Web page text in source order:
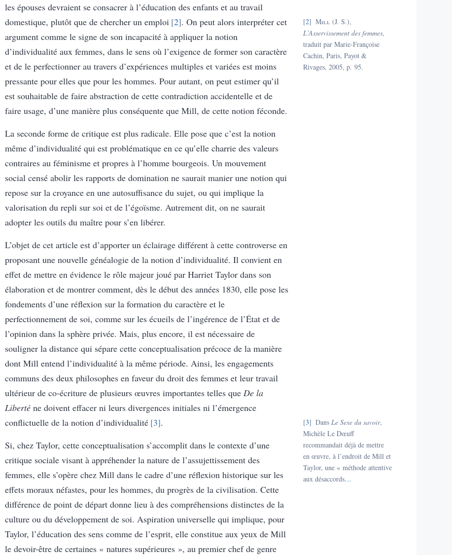
les épouses devraient se consacrer à l’éducation des enfants et au travail
domestique, plutôt que de chercher un emploi 2 . On peut alors interpréter cet
argument comme le signe de son incapacité à appliquer la notion
d’individualité aux femmes, dans le sens où l’exigence de former son caractère
et de le perfectionner au travers d’expériences multiples et variées est moins
pressante pour elles que pour les hommes. Pour autant, on peut estimer qu’il
est souhaitable de faire abstraction de cette contradiction accidentelle et de
faire usage, d’une manière plus conséquente que Mill, de cette notion féconde.
La seconde forme de critique est plus radicale. Elle pose que c’est la notion
même d’individualité qui est problématique en ce qu’elle charrie des valeurs
contraires au féminisme et propres à l’homme bourgeois. Un mouvement
social censé abolir les rapports de domination ne saurait manier une notion qui
repose sur la croyance en une autosuffisance du sujet, ou qui implique la
valorisation du repli sur soi et de l’égoïsme. Autrement dit, on ne saurait
adopter les outils du maître pour s’en libérer.
L’objet de cet article est d’apporter un éclairage différent à cette controverse en
proposant une nouvelle généalogie de la notion d’individualité. Il convient en
effet de mettre en évidence le rôle majeur joué par Harriet Taylor dans son
élaboration et de montrer comment, dès le début des années 1830, elle pose les
fondements d’une réflexion sur la formation du caractère et le
perfectionnement de soi, comme sur les écueils de l’ingérence de l’État et de
l’opinion dans la sphère privée. Mais, plus encore, il est nécessaire de
souligner la distance qui sépare cette conceptualisation précoce de la manière
dont Mill entend l’individualité à la même période. Ainsi, les engagements
communs des deux philosophes en faveur du droit des femmes et leur travail
ultérieur de co-écriture de plusieurs œuvres importantes telles que De la
Liberté ne doivent effacer ni leurs divergences initiales ni l’émergence
conflictuelle de la notion d’individualité 3 .
Si, chez Taylor, cette conceptualisation s’accomplit dans le contexte d’une
critique sociale visant à appréhender la nature de l’assujettissement des
femmes, elle s’opère chez Mill dans le cadre d’une réflexion historique sur les
effets moraux néfastes, pour les hommes, du progrès de la civilisation. Cette
différence de point de départ donne lieu à des compréhensions distinctes de la
culture ou du développement de soi. Aspiration universelle qui implique, pour
Taylor, l’éducation des sens comme de l’esprit, elle constitue aux yeux de Mill
le devoir-être de certaines « natures supérieures », au premier chef de genre
2 Mill(J. S.),
L’Asservissement des femmes,
traduit par Marie-Françoise
Cachin, Paris, Payot &
Rivages, 2005, p. 95.
3 Dans Le Sexe du savoir,
Michèle Le Dœuff
recommandait déjà de mettre
en œuvre, à l’endroit de Mill et
Taylor, une « méthode attentive
aux désaccords…